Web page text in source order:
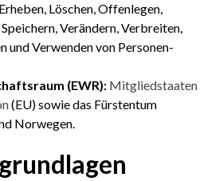
Löschen, Offenlegen,
Verändern, Verbreiten,
und Verwenden von Personen­
(EWR): Mitglied­staaten
(EU) sowie das Fürstentum
Norwegen.